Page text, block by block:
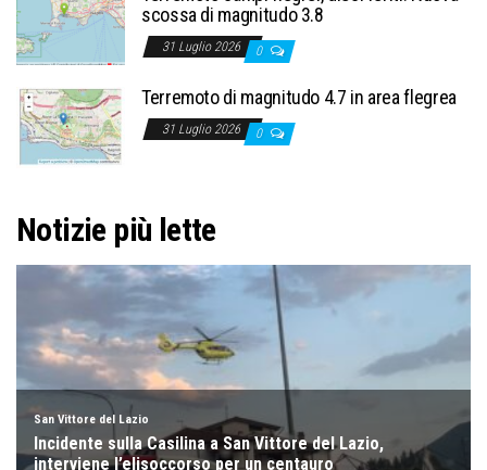
scossa di magnitudo 3.8
31 Luglio 2026 0
Terremoto di magnitudo 4.7 in area flegrea
31 Luglio 2026 0
Notizie più lette